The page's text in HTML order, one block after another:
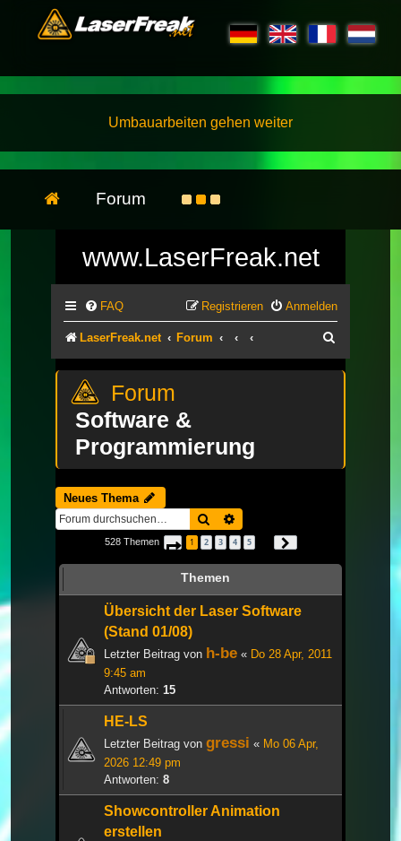
Umbauarbeiten gehen weiter
Forum
www.LaserFreak.net
FAQ Anmelden
Registrieren
LaserFreak.net Forum
Software &
Programmierung
Neues Thema
Suche
528 Themen Seite 1von 18
1 2 3 4 5
Themen
Übersicht der Laser Software
(Stand 01/08)
Letzter Beitrag von h-be « Do 28 Apr, 2011
9:45 am
Antworten: 15
HE-LS
Letzter Beitrag von gressi « Mo 06 Apr,
2026 12:49 pm
Antworten: 8
Showcontroller Animation
erstellen